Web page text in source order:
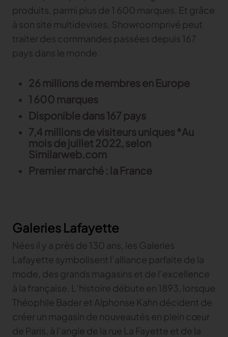
produits, parmi plus de 1 600 marques. Et grâce
à son site multidevises, Showroomprivé peut
traiter des commandes passées depuis 167
pays dans le monde.
26 millions de membres en Europe
1 600 marques
Disponible dans 167 pays
7,4 millions de visiteurs uniques *Au
mois de juillet 2022, selon
Similarweb.com
Premier marché : la France
Galeries Lafayette
Nées il y a près de 130 ans, les Galeries
Lafayette symbolisent l’alliance parfaite de la
mode, des grands magasins et de l’excellence
à la française. L’histoire débute en 1893, lorsque
Théophile Bader et Alphonse Kahn décident de
créer un magasin de nouveautés en plein cœur
de Paris, à l’angle de la rue La Fayette et de la